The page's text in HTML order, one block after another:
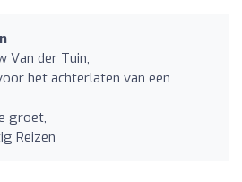
Van der Tuin,
het achterlaten van een
groet,
Reizen